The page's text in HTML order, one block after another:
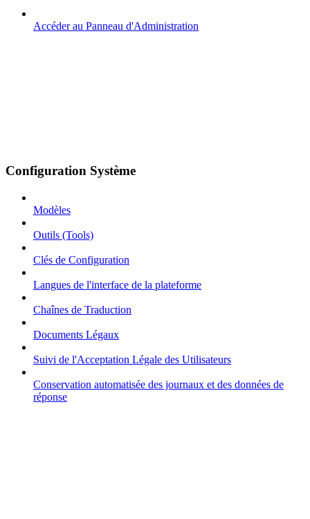
Accéder au Panneau d'Administration
Configuration Système
Modèles
Outils (Tools)
Clés de Configuration
Langues de l'interface de la plateforme
Chaînes de Traduction
Documents Légaux
Suivi de l'Acceptation Légale des Utilisateurs
Conservation automatisée des journaux et des données de
réponse